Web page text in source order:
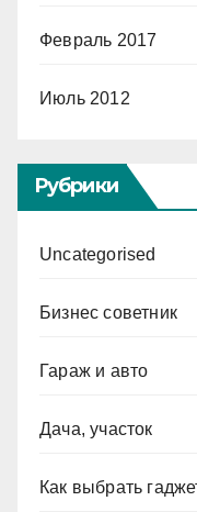
Февраль 2017
Июль 2012
Рубрики
Uncategorised
Бизнес советник
Гараж и авто
Дача, участок
Как выбрать